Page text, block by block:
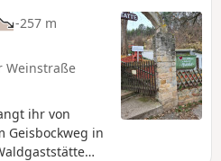
-257 m
Weinstraße
ihr von
Geisbockweg in